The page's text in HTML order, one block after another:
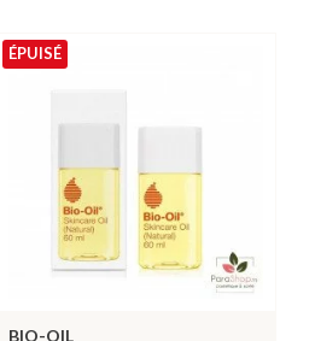
ÉPUISÉ
BIO-OIL